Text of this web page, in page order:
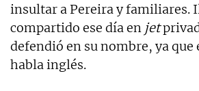
insultar a Pereira y familiares.
compartido ese día en jet
defendió en su nombre, ya que
habla inglés.